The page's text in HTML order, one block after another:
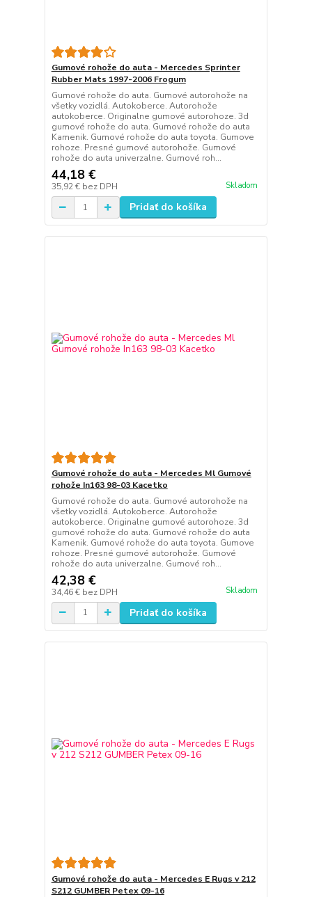
Gumové rohože do auta - Mercedes Sprinter
Rubber Mats 1997-2006 Frogum
Gumové rohože do auta. Gumové autorohože na
všetky vozidlá. Autokoberce. Autorohože
autokoberce. Originalne gumové autorohoze. 3d
gumové rohože do auta. Gumové rohože do auta
Kamenik. Gumové rohože do auta toyota. Gumove
rohoze. Presné gumové autorohože. Gumové
rohože do auta univerzalne. Gumové roh...
44,18 €
35,92 € bez DPH Skladom
Pridať do košíka
Gumové rohože do auta - Mercedes Ml Gumové
rohože In163 98-03 Kacetko
Gumové rohože do auta. Gumové autorohože na
všetky vozidlá. Autokoberce. Autorohože
autokoberce. Originalne gumové autorohoze. 3d
gumové rohože do auta. Gumové rohože do auta
Kamenik. Gumové rohože do auta toyota. Gumove
rohoze. Presné gumové autorohože. Gumové
rohože do auta univerzalne. Gumové roh...
42,38 €
34,46 € bez DPH Skladom
Pridať do košíka
Gumové rohože do auta - Mercedes E Rugs v 212
S212 GUMBER Petex 09-16